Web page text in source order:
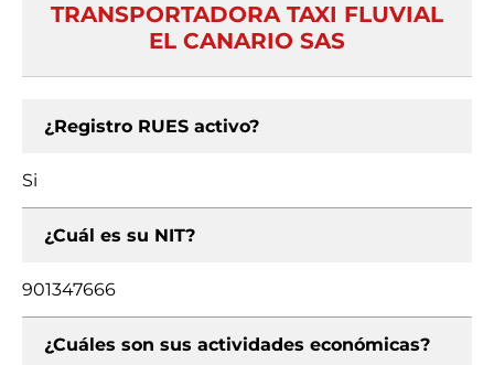
TRANSPORTADORA TAXI FLUVIAL
EL CANARIO SAS
¿Registro RUES activo?
Si
¿Cuál es su NIT?
901347666
¿Cuáles son sus actividades económicas?